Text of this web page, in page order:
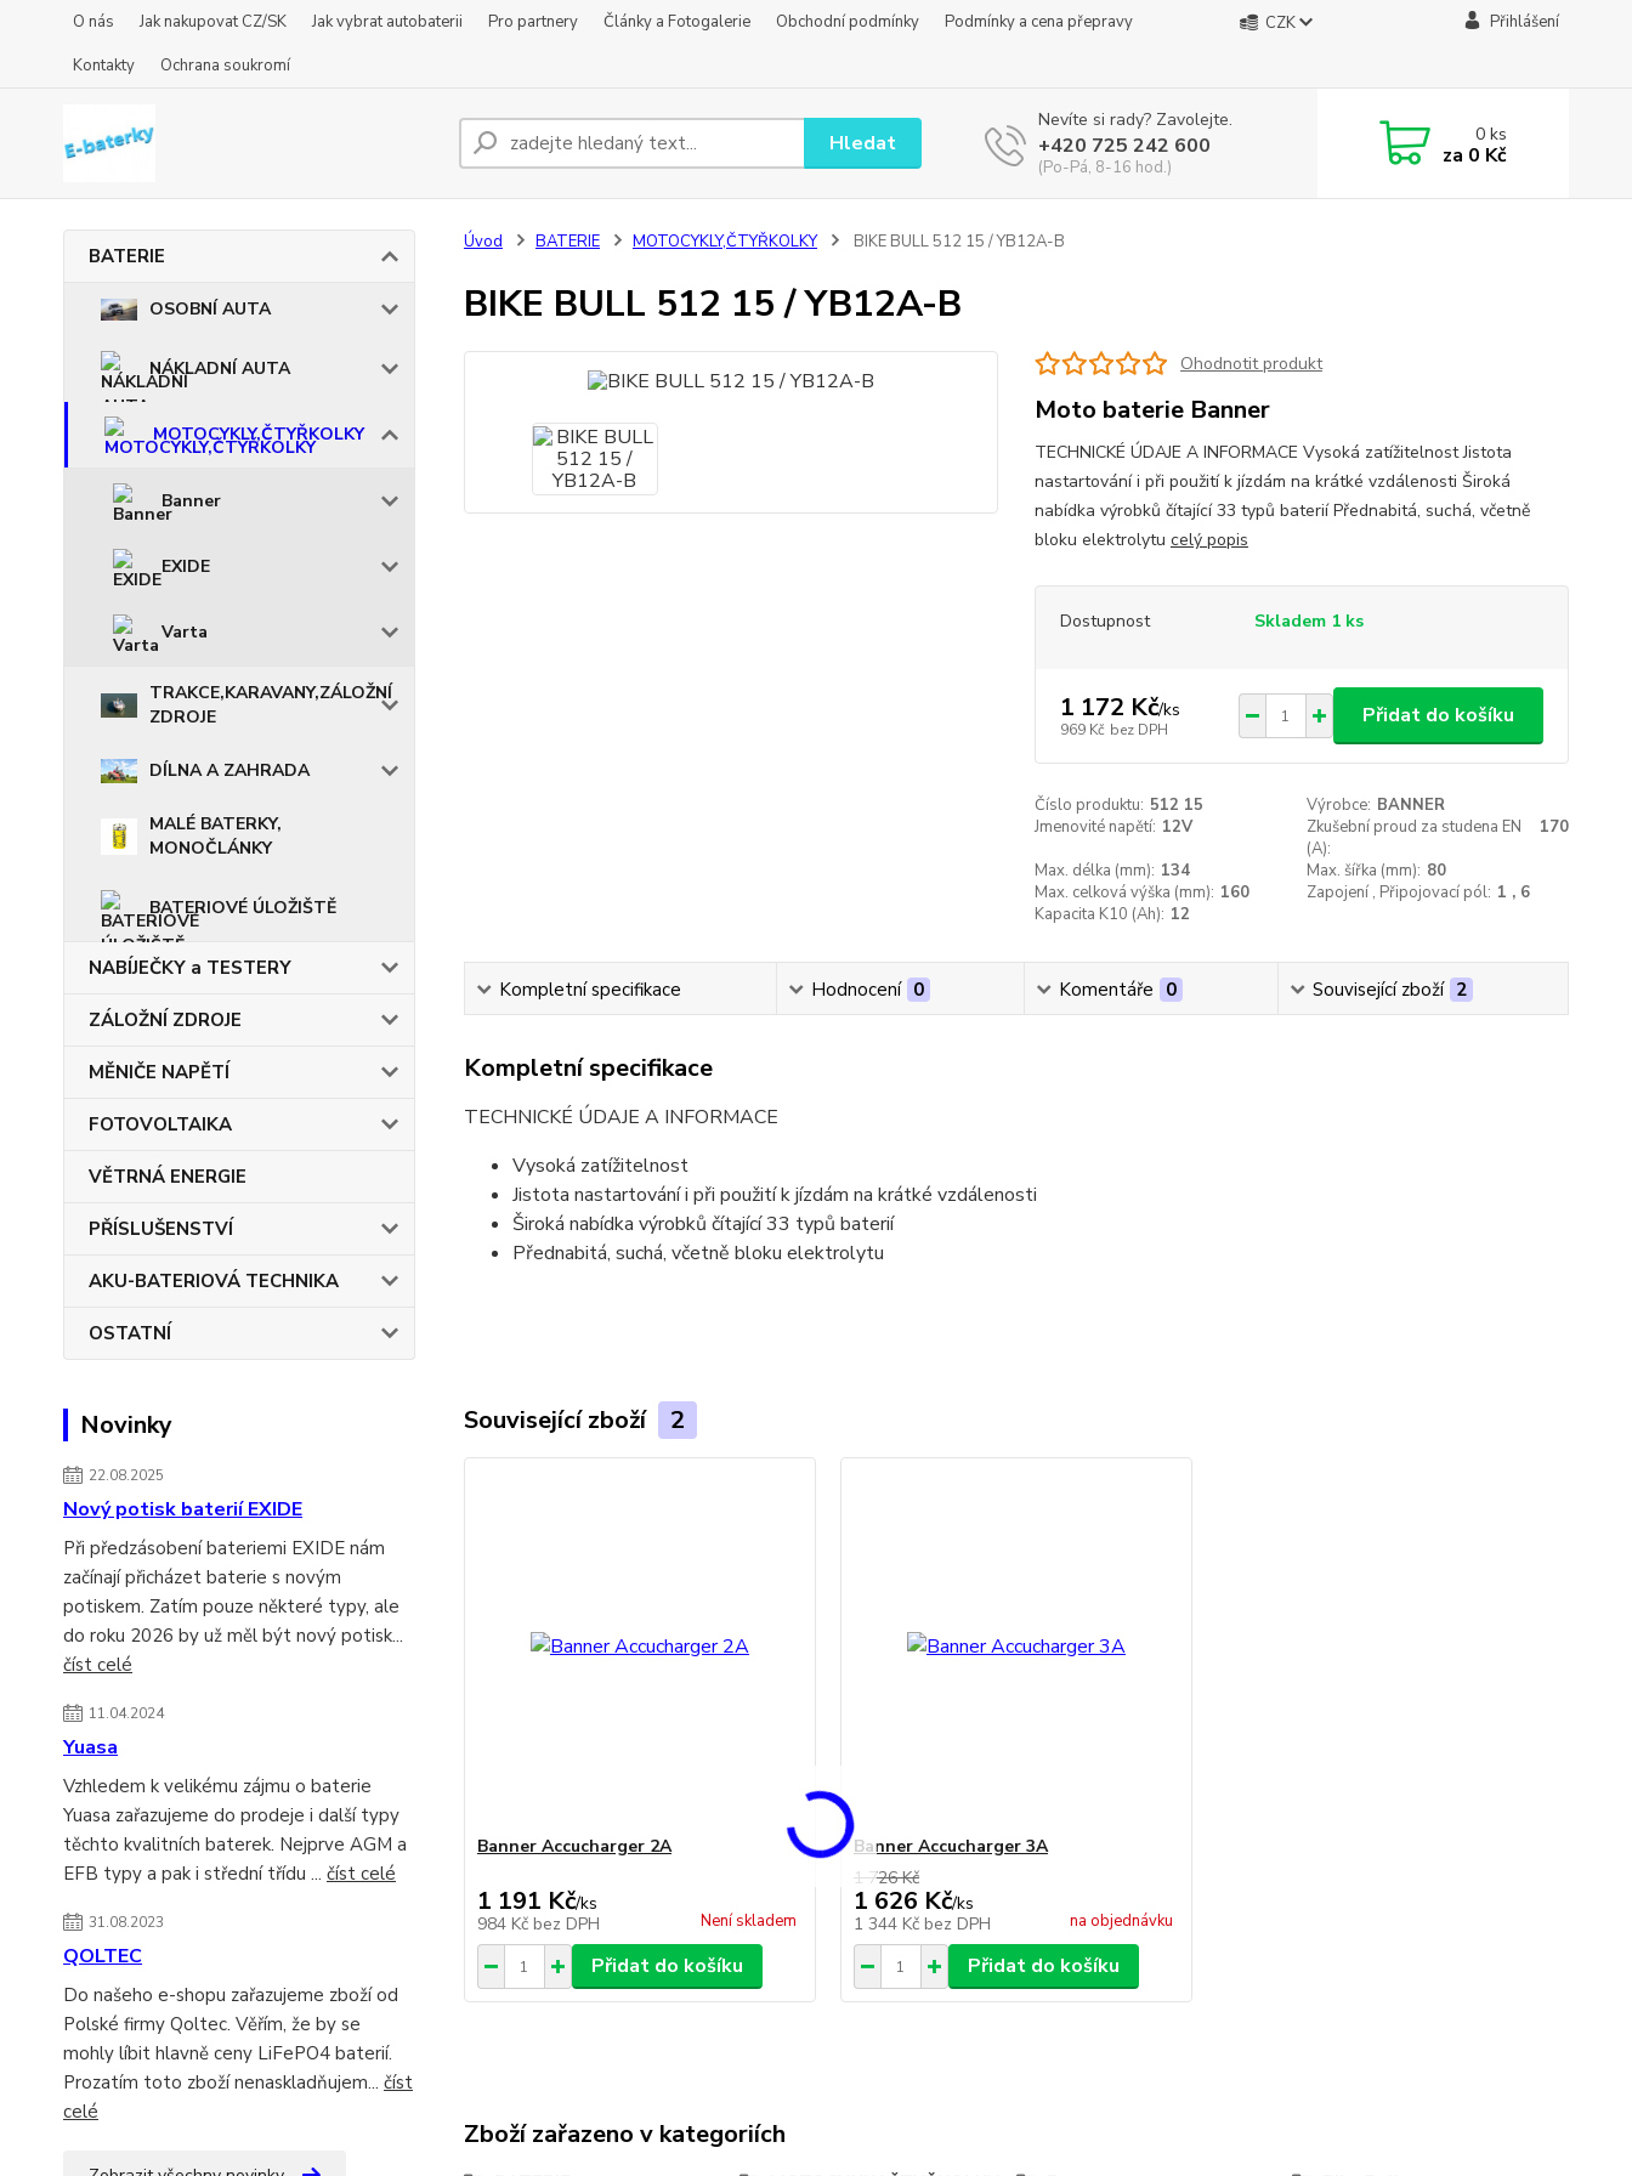
O nás Jak nakupovat CZ/SK Jak vybrat autobaterii Pro partnery Články a Fotogalerie Obchodní podmínky
Podmínky a cena přepravy
Kontakty
Ochrana soukromí
CZK Přihlášení
Hledat
Nevíte si rady? Zavolejte.
+420 725 242 600
(Po-Pá, 8-16 hod.)
0ks
za 0 Kč
BATERIE
OSOBNÍ AUTA
NÁKLADNÍ AUTA
MOTOCYKLY,ČTYŘKOLKY
Banner
EXIDE
Varta
TRAKCE,KARAVANY,ZÁLOŽNÍ
ZDROJE
DÍLNA A ZAHRADA
MALÉ BATERKY,
MONOČLÁNKY
BATERIOVÉ ÚLOŽIŠTĚ
NABÍJEČKY a TESTERY
ZÁLOŽNÍ ZDROJE
MĚNIČE NAPĚTÍ
FOTOVOLTAIKA
VĚTRNÁ ENERGIE
PŘÍSLUŠENSTVÍ
AKU-BATERIOVÁ TECHNIKA
OSTATNÍ
Novinky
22.08.2025
Nový potisk baterií EXIDE
Při předzásobení bateriemi EXIDE nám
začínají přicházet baterie s novým
potiskem. Zatím pouze některé typy, ale
do roku 2026 by už měl být nový potisk...
číst celé
11.04.2024
Yuasa
Vzhledem k velikému zájmu o baterie
Yuasa zařazujeme do prodeje i další typy
těchto kvalitních baterek. Nejprve AGM a
EFB typy a pak i střední třídu ... číst celé
31.08.2023
QOLTEC
Do našeho e-shopu zařazujeme zboží od
Polské firmy Qoltec. Věřím, že by se
mohly líbit hlavně ceny LiFePO4 baterií.
Prozatím toto zboží nenaskladňujem... číst
celé
Úvod BATERIE MOTOCYKLY,ČTYŘKOLKY BIKE BULL 512 15 / YB12A-B
BIKE BULL 512 15 / YB12A-B
Ohodnotit produkt
Moto baterie Banner
TECHNICKÉ ÚDAJE A INFORMACE Vysoká zatížitelnost Jistota
nastartování i při použití k jízdám na krátké vzdálenosti Široká
nabídka výrobků čítající 33 typů baterií Přednabitá, suchá, včetně
bloku elektrolytu celý popis
Dostupnost Skladem 1 ks
1 172 Kč/ks
969 Kč bez DPH
Přidat do košíku
Číslo produktu: 512 15 Výrobce: BANNER
Jmenovité napětí: 12V
Zkušební proud za studena EN
(A):
170
Max. délka (mm): 134 Max. šířka (mm): 80
Max. celková výška (mm): 160 Zapojení , Připojovací pól: 1 , 6
Kapacita K10 (Ah): 12
Kompletní specifikace Hodnocení 0 Komentáře 0 Související zboží 2
Kompletní specifikace
TECHNICKÉ ÚDAJE A INFORMACE
Vysoká zatížitelnost
Jistota nastartování i při použití k jízdám na krátké vzdálenosti
Široká nabídka výrobků čítající 33 typů baterií
Přednabitá, suchá, včetně bloku elektrolytu
Související zboží 2
Banner Accucharger 2A
1 191 Kč/ks
984 Kč bez DPH Není skladem
Přidat do košíku
Banner Accucharger 3A
1 726 Kč
1 626 Kč/ks
1 344 Kč bez DPH na objednávku
Přidat do košíku
Zboží zařazeno v kategoriích